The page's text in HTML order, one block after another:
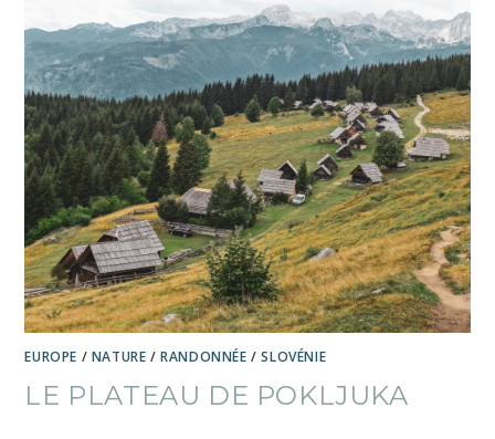
EUROPE / NATURE /RANDONNÉE /SLOVÉNIE
LE PLATEAU DE POKLJUKA